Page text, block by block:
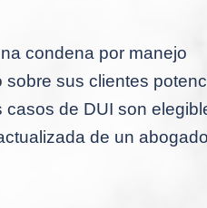
condena por manejo
sus clientes
de DUI son
de un